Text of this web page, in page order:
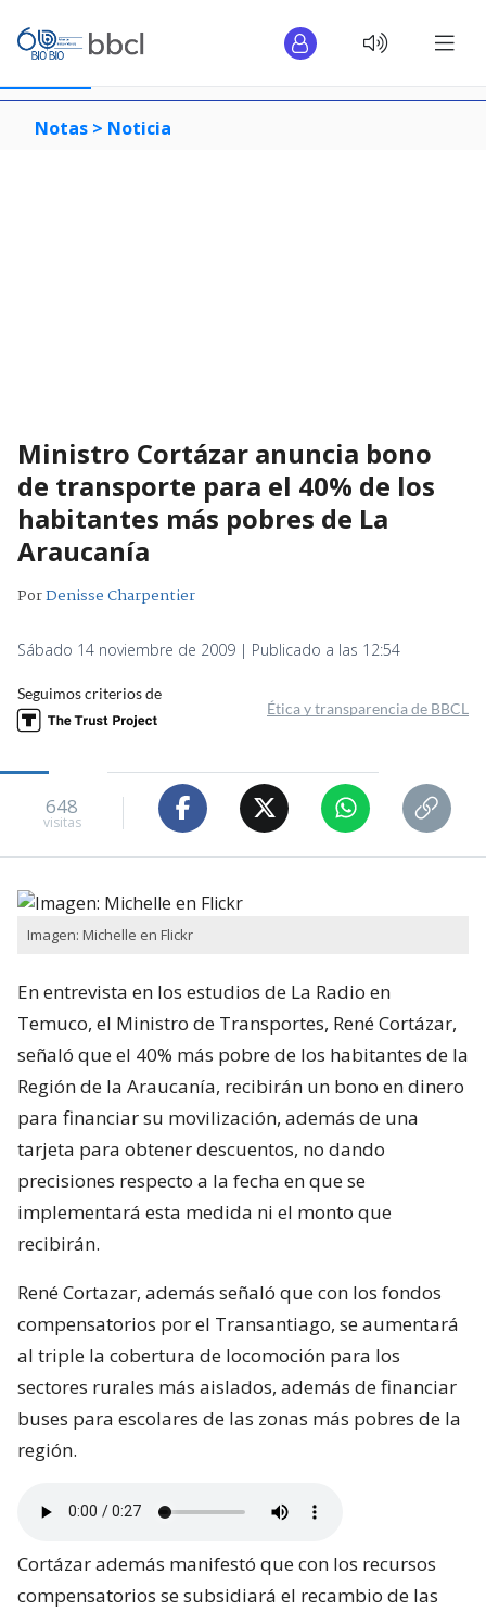
Notas > Noticia
Ministro Cortázar anuncia bono
de transporte para el 40% de los
habitantes más pobres de La
Araucanía
PorDenisse Charpentier
Sábado 14 noviembre de 2009 | Publicado a las 12:54
Seguimos criterios de
Ética y transparencia de BBCL
648
visitas
Imagen: Michelle en Flickr
En entrevista en los estudios de La Radio en
Temuco, el Ministro de Transportes, René Cortázar,
señaló que el 40% más pobre de los habitantes de la
Región de la Araucanía, recibirán un bono en dinero
para financiar su movilización, además de una
tarjeta para obtener descuentos, no dando
precisiones respecto a la fecha en que se
implementará esta medida ni el monto que
recibirán.
René Cortazar, además señaló que con los fondos
compensatorios por el Transantiago, se aumentará
al triple la cobertura de locomoción para los
sectores rurales más aislados, además de financiar
buses para escolares de las zonas más pobres de la
región.
Cortázar además manifestó que con los recursos
compensatorios se subsidiará el recambio de las